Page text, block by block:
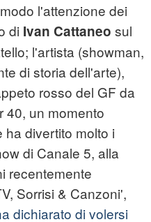
l'attenzione dei
di Ivan Cattaneo sul
l'artista (showman,
di storia dell'arte),
rosso del GF da
40, un momento
divertito molto i
di Canale 5, alla
recentemente
Sorrisi & Canzoni',
dichiarato di volersi